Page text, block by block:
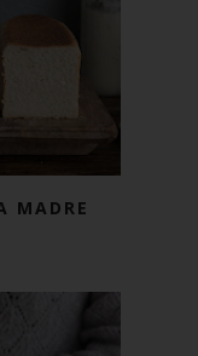
MADRE